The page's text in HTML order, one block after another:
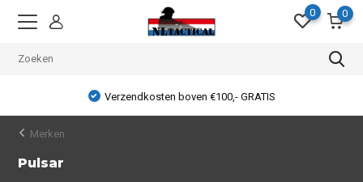
0 0
Verzendkosten boven €100,- GRATIS
Merken
Pulsar